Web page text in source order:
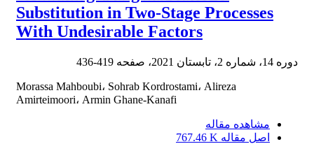
Substitution in Two-Stage Processes
With Undesirable Factors
دوره 14، شماره 2، تابستان 2021، صفحه 419-436
Morassa Mahboubi، Sohrab Kordrostami، Alireza
Amirteimoori، Armin Ghane-Kanafi
مشاهده مقاله
اصل مقاله 767.46 K